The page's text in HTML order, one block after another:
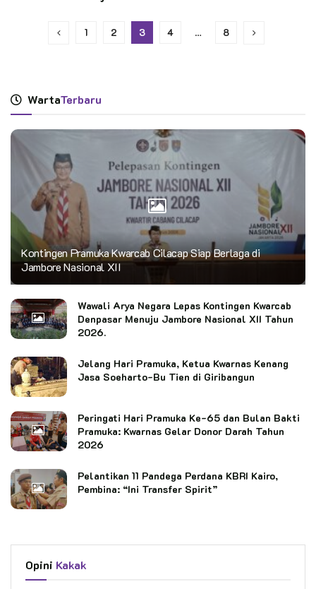
1 2 3 4 … 8
WartaTerbaru
Kontingen Pramuka Kwarcab Cilacap Siap Berlaga di
Jambore Nasional XII
Wawali Arya Negara Lepas Kontingen Kwarcab
Denpasar Menuju Jambore Nasional XII Tahun
2026.
Jelang Hari Pramuka, Ketua Kwarnas Kenang
Jasa Soeharto-Bu Tien di Giribangun
Peringati Hari Pramuka Ke-65 dan Bulan Bakti
Pramuka: Kwarnas Gelar Donor Darah Tahun
2026
Pelantikan 11 Pandega Perdana KBRI Kairo,
Pembina: “Ini Transfer Spirit”
Opini Kakak